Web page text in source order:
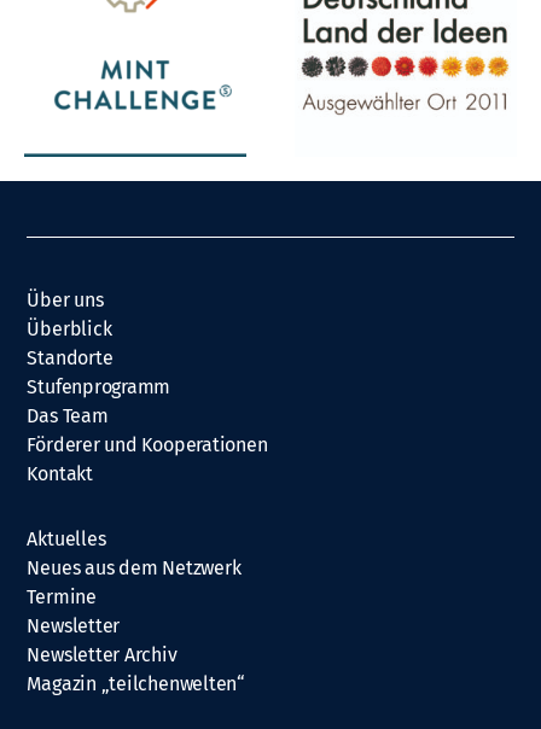
Über uns
Überblick
Standorte
Stufenprogramm
Das Team
Förderer und Kooperationen
Kontakt
Aktuelles
Neues aus dem Netzwerk
Termine
Newsletter
Newsletter Archiv
Magazin „teilchenwelten“